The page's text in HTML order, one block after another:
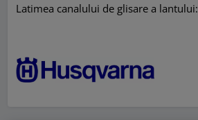
Latimea canalului de glisare a lantului: